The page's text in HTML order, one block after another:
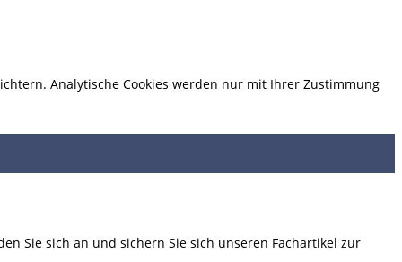
Analytische Cookies werden nur mit Ihrer Zustimmung
Sie sich an und sichern Sie sich unseren Fachartikel zur